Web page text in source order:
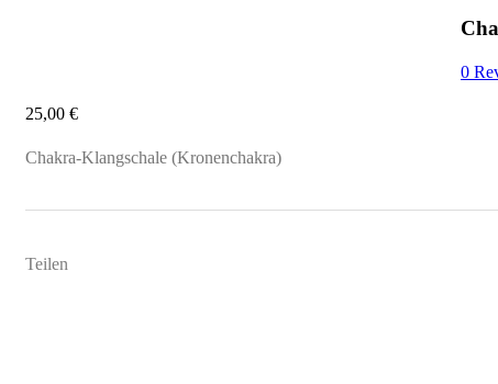
0
25,00 €
Chakra-Klangschale (Kronenchakra)
Teilen